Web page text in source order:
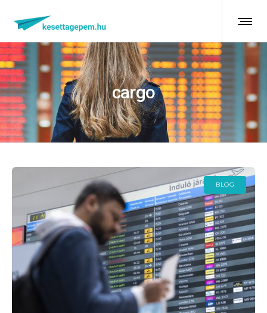
cargo
BLOG